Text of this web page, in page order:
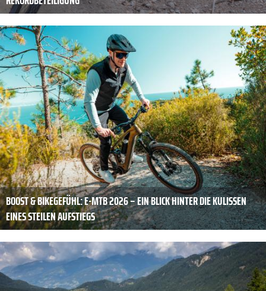
BOOST & BIKEGEFÜHL: E-MTB 2026 – EIN BLICK HINTER DIE KULISSEN
EINES STEILEN AUFSTIEGS